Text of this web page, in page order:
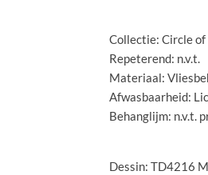
Collectie: Circle
Repeterend: n.v.t.
Materiaal:
Afwasbaarheid:
Behanglijm: n.v.t.
Dessin: TD4216